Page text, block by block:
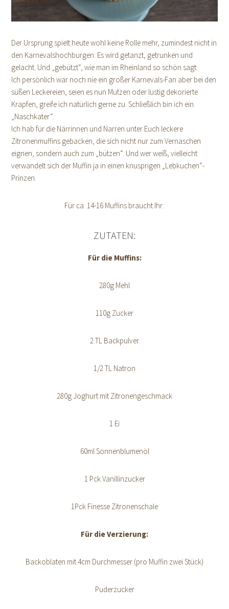
Der Ursprung spielt heute wohl keine Rolle mehr, zumindest nicht in
den Karnevalshochburgen: Es wird getanzt, getrunken und
gelacht. Und „gebützt“, wie man im Rheinland so schön sagt.
Ich persönlich war noch nie ein großer Karnevals-Fan aber bei den
süßen Leckereien, seien es nun Mutzen oder lustig dekorierte
Krapfen, greife ich natürlich gerne zu. Schließlich bin ich ein
„Naschkater“.
Ich hab für die Närrinnen und Narren unter Euch leckere
Zitronenmuffins gebacken, die sich nicht nur zum Vernaschen
eignen, sondern auch zum „bützen“. Und wer weiß, vielleicht
verwandelt sich der Muffin ja in einen knusprigen „Lebkuchen“-
Prinzen.
Für ca. 14-16 Muffins braucht Ihr:
ZUTATEN:
Für die Muffins:
280g Mehl
110g Zucker
2 TL Backpulver
1/2 TL Natron
280g Joghurt mit Zitronengeschmack
1 Ei
60ml Sonnenblumenöl
1 Pck Vanillinzucker
1Pck Finesse Zitronenschale
Für die Verzierung:
Backoblaten mit 4cm Durchmesser (pro Muffin zwei Stück)
Puderzucker